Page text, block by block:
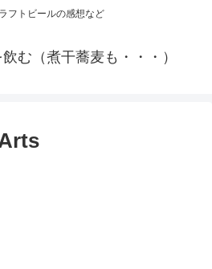
フトビールの感想など
む（煮干蕎麦も・・・）